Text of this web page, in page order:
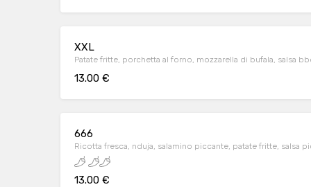
XXL
Patate fritte, porchetta al forno, mozzarella di bufala, salsa
13.00 €
666
Ricotta fresca, nduja, salamino piccante, patate fritte, salsa
13.00 €